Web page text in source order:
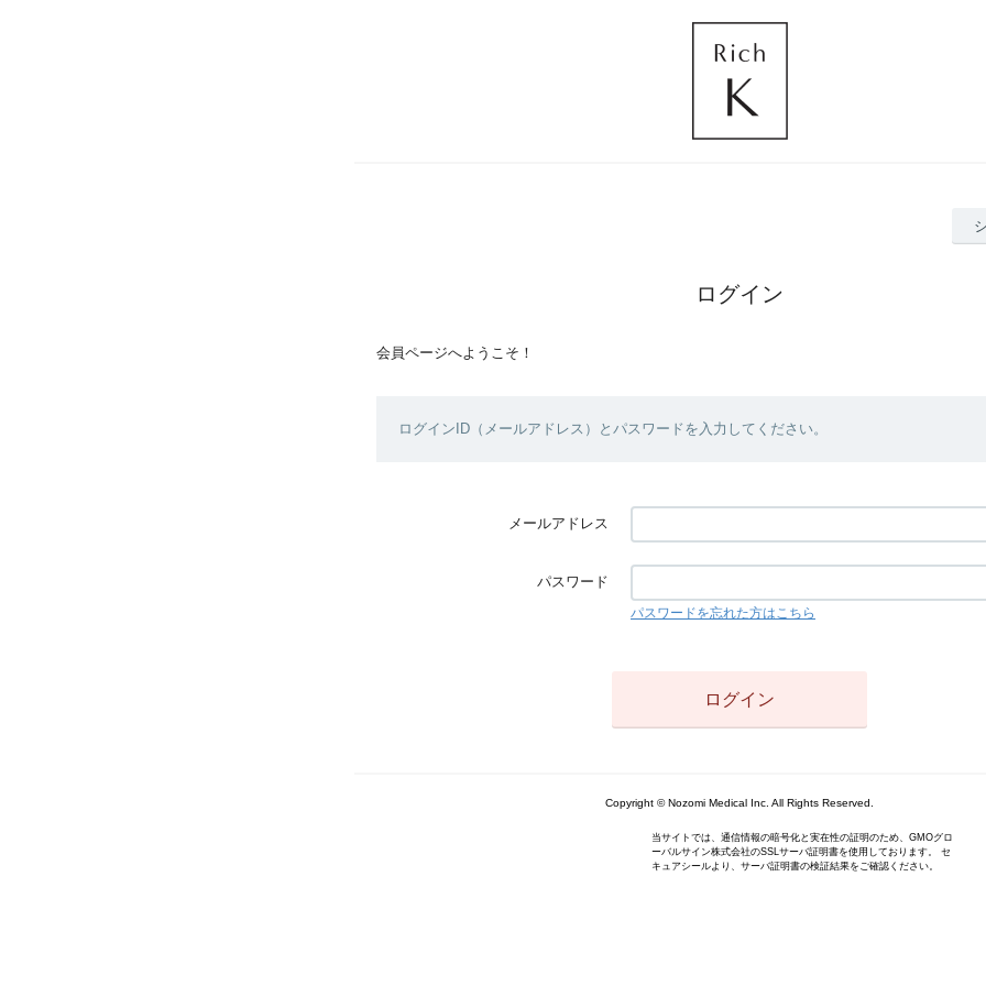
ログイン
会員ページへようこそ！
ログインID（メールアドレス）とパスワードを入力してください。
メールアドレス
パスワード
パスワードを忘れた方はこちら
Copyright © Nozomi Medical Inc. All Rights Reserved.
当サイトでは、通信情報の暗号化と実在性の証明のため、GMOグロ
ーバルサイン株式会社のSSLサーバ証明書を使用しております。 セ
キュアシールより、サーバ証明書の検証結果をご確認ください。